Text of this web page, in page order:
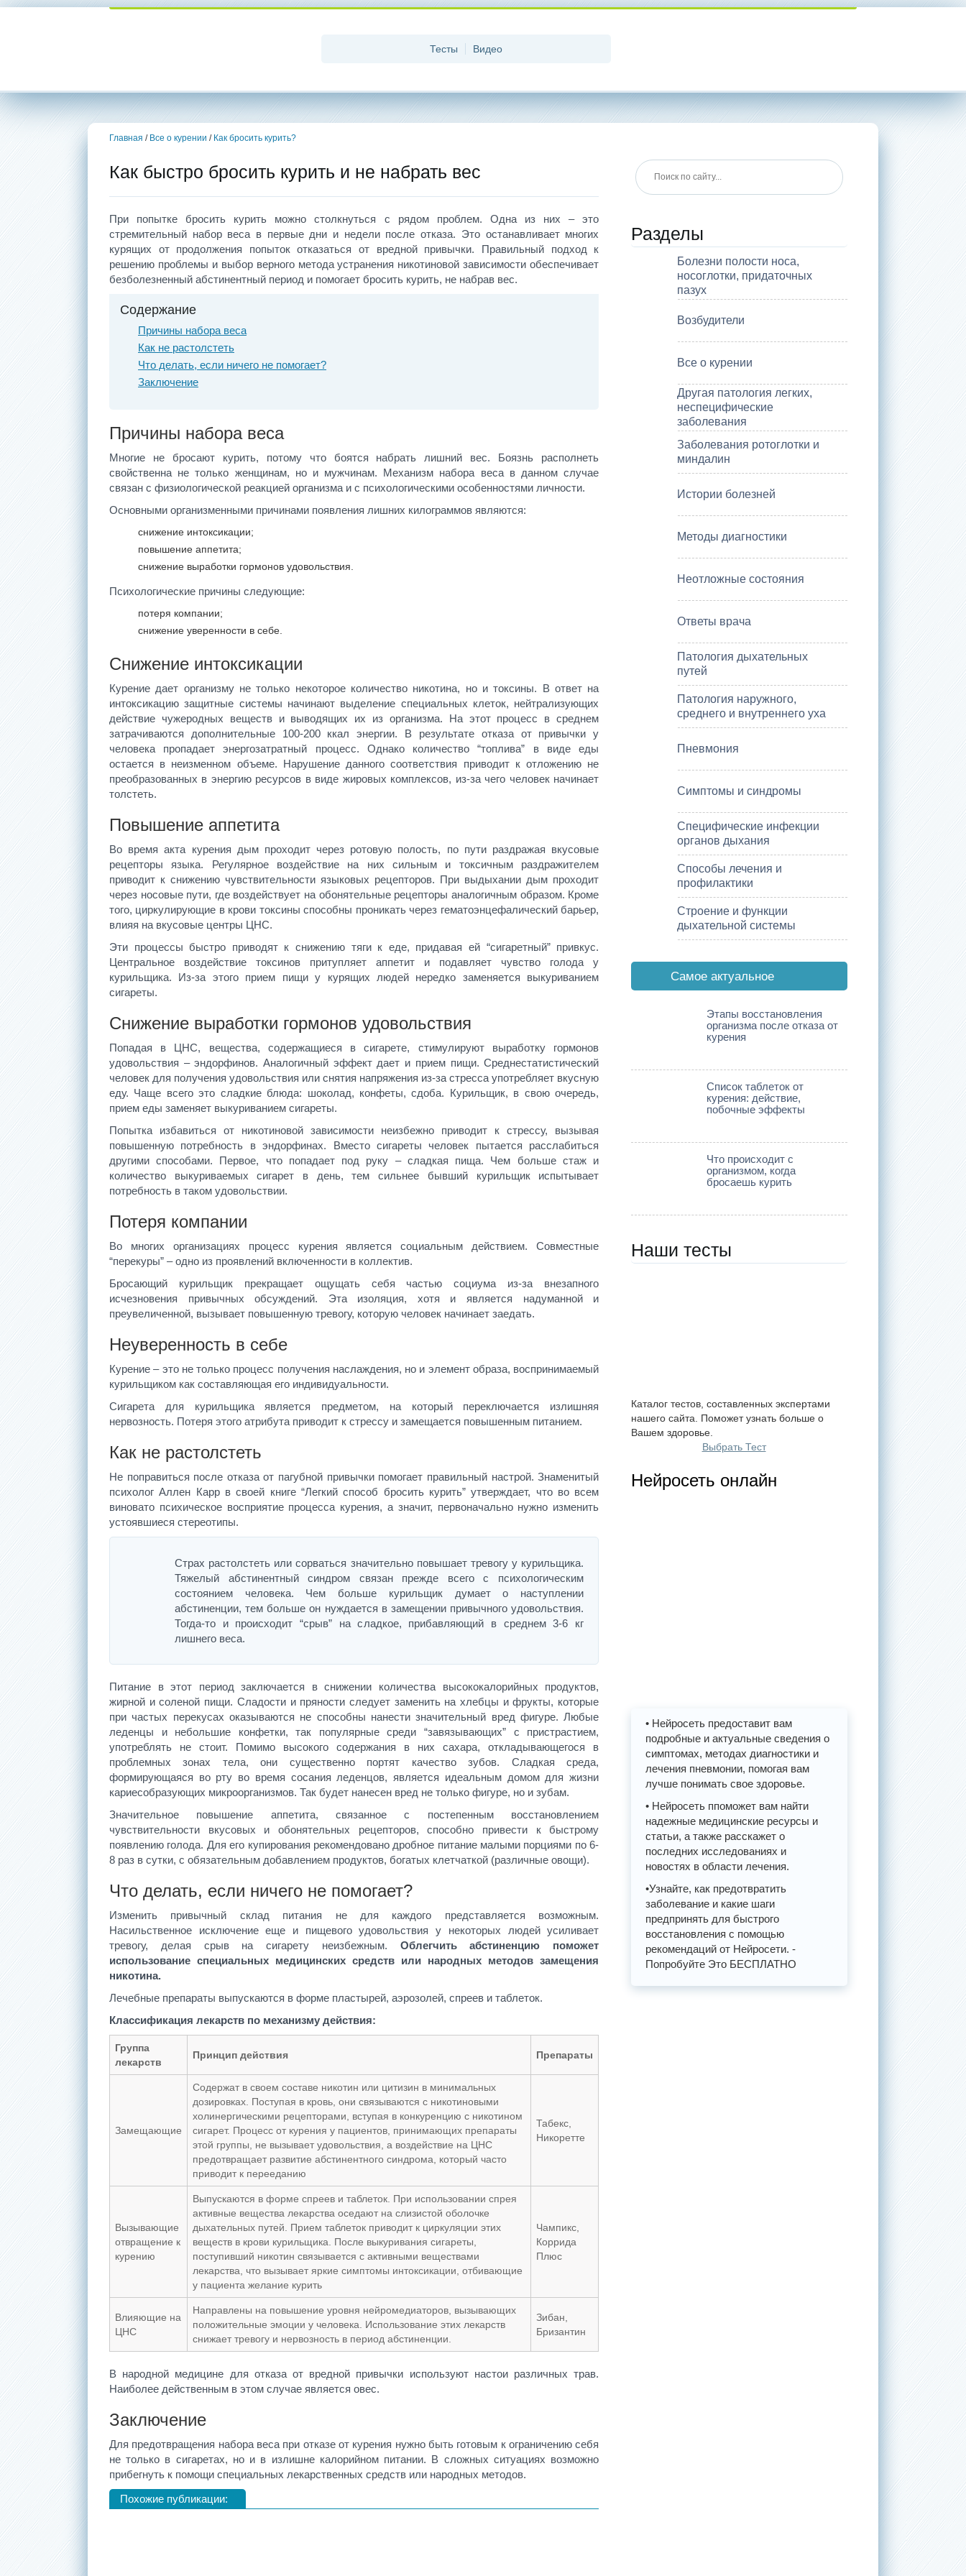
Тесты Видео
Главная / Все о курении / Как бросить курить?
Как быстро бросить курить и не набрать вес
При попытке бросить курить можно столкнуться с рядом проблем. Одна из них – это
стремительный набор веса в первые дни и недели после отказа. Это останавливает многих
курящих от продолжения попыток отказаться от вредной привычки. Правильный подход к
решению проблемы и выбор верного метода устранения никотиновой зависимости обеспечивает
безболезненный абстинентный период и помогает бросить курить, не набрав вес.
Содержание
Причины набора веса
Как не растолстеть
Что делать, если ничего не помогает?
Заключение
Причины набора веса
Многие не бросают курить, потому что боятся набрать лишний вес. Боязнь располнеть
свойственна не только женщинам, но и мужчинам. Механизм набора веса в данном случае
связан с физиологической реакцией организма и с психологическими особенностями личности.
Основными организменными причинами появления лишних килограммов являются:
снижение интоксикации;
повышение аппетита;
снижение выработки гормонов удовольствия.
Психологические причины следующие:
потеря компании;
снижение уверенности в себе.
Снижение интоксикации
Курение дает организму не только некоторое количество никотина, но и токсины. В ответ на
интоксикацию защитные системы начинают выделение специальных клеток, нейтрализующих
действие чужеродных веществ и выводящих их из организма. На этот процесс в среднем
затрачиваются дополнительные 100-200 ккал энергии. В результате отказа от привычки у
человека пропадает энергозатратный процесс. Однако количество “топлива” в виде еды
остается в неизменном объеме. Нарушение данного соответствия приводит к отложению не
преобразованных в энергию ресурсов в виде жировых комплексов, из-за чего человек начинает
толстеть.
Повышение аппетита
Во время акта курения дым проходит через ротовую полость, по пути раздражая вкусовые
рецепторы языка. Регулярное воздействие на них сильным и токсичным раздражителем
приводит к снижению чувствительности языковых рецепторов. При выдыхании дым проходит
через носовые пути, где воздействует на обонятельные рецепторы аналогичным образом. Кроме
того, циркулирующие в крови токсины способны проникать через гематоэнцефалический барьер,
влияя на вкусовые центры ЦНС.
Эти процессы быстро приводят к снижению тяги к еде, придавая ей “сигаретный” привкус.
Центральное воздействие токсинов притупляет аппетит и подавляет чувство голода у
курильщика. Из-за этого прием пищи у курящих людей нередко заменяется выкуриванием
сигареты.
Снижение выработки гормонов удовольствия
Попадая в ЦНС, вещества, содержащиеся в сигарете, стимулируют выработку гормонов
удовольствия – эндорфинов. Аналогичный эффект дает и прием пищи. Среднестатистический
человек для получения удовольствия или снятия напряжения из-за стресса употребляет вкусную
еду. Чаще всего это сладкие блюда: шоколад, конфеты, сдоба. Курильщик, в свою очередь,
прием еды заменяет выкуриванием сигареты.
Попытка избавиться от никотиновой зависимости неизбежно приводит к стрессу, вызывая
повышенную потребность в эндорфинах. Вместо сигареты человек пытается расслабиться
другими способами. Первое, что попадает под руку – сладкая пища. Чем больше стаж и
количество выкуриваемых сигарет в день, тем сильнее бывший курильщик испытывает
потребность в таком удовольствии.
Потеря компании
Во многих организациях процесс курения является социальным действием. Совместные
“перекуры” – одно из проявлений включенности в коллектив.
Бросающий курильщик прекращает ощущать себя частью социума из-за внезапного
исчезновения привычных обсуждений. Эта изоляция, хотя и является надуманной и
преувеличенной, вызывает повышенную тревогу, которую человек начинает заедать.
Неуверенность в себе
Курение – это не только процесс получения наслаждения, но и элемент образа, воспринимаемый
курильщиком как составляющая его индивидуальности.
Сигарета для курильщика является предметом, на который переключается излишняя
нервозность. Потеря этого атрибута приводит к стрессу и замещается повышенным питанием.
Как не растолстеть
Не поправиться после отказа от пагубной привычки помогает правильный настрой. Знаменитый
психолог Аллен Карр в своей книге “Легкий способ бросить курить” утверждает, что во всем
виновато психическое восприятие процесса курения, а значит, первоначально нужно изменить
устоявшиеся стереотипы.
Страх растолстеть или сорваться значительно повышает тревогу у курильщика.
Тяжелый абстинентный синдром связан прежде всего с психологическим
состоянием человека. Чем больше курильщик думает о наступлении
абстиненции, тем больше он нуждается в замещении привычного удовольствия.
Тогда-то и происходит “срыв” на сладкое, прибавляющий в среднем 3-6 кг
лишнего веса.
Питание в этот период заключается в снижении количества высококалорийных продуктов,
жирной и соленой пищи. Сладости и пряности следует заменить на хлебцы и фрукты, которые
при частых перекусах оказываются не способны нанести значительный вред фигуре. Любые
леденцы и небольшие конфетки, так популярные среди “завязывающих” с пристрастием,
употреблять не стоит. Помимо высокого содержания в них сахара, откладывающегося в
проблемных зонах тела, они существенно портят качество зубов. Сладкая среда,
формирующаяся во рту во время сосания леденцов, является идеальным домом для жизни
кариесобразующих микроорганизмов. Так будет нанесен вред не только фигуре, но и зубам.
Значительное повышение аппетита, связанное с постепенным восстановлением
чувствительности вкусовых и обонятельных рецепторов, способно привести к быстрому
появлению голода. Для его купирования рекомендовано дробное питание малыми порциями по 6-
8 раз в сутки, с обязательным добавлением продуктов, богатых клетчаткой (различные овощи).
Что делать, если ничего не помогает?
Изменить привычный склад питания не для каждого представляется возможным.
Насильственное исключение еще и пищевого удовольствия у некоторых людей усиливает
тревогу, делая срыв на сигарету неизбежным. Облегчить абстиненцию поможет
использование специальных медицинских средств или народных методов замещения
никотина.
Лечебные препараты выпускаются в форме пластырей, аэрозолей, спреев и таблеток.
Классификация лекарств по механизму действия:
Группа
лекарств
Принцип действия Препараты
Замещающие
Содержат в своем составе никотин или цитизин в минимальных
дозировках. Поступая в кровь, они связываются с никотиновыми
холинергическими рецепторами, вступая в конкуренцию с никотином
сигарет. Процесс от курения у пациентов, принимающих препараты
этой группы, не вызывает удовольствия, а воздействие на ЦНС
предотвращает развитие абстинентного синдрома, который часто
приводит к перееданию
Табекс,
Никоретте
Вызывающие
отвращение к
курению
Выпускаются в форме спреев и таблеток. При использовании спрея
активные вещества лекарства оседают на слизистой оболочке
дыхательных путей. Прием таблеток приводит к циркуляции этих
веществ в крови курильщика. После выкуривания сигареты,
поступивший никотин связывается с активными веществами
лекарства, что вызывает яркие симптомы интоксикации, отбивающие
у пациента желание курить
Чампикс,
Коррида
Плюс
Влияющие на
ЦНС
Направлены на повышение уровня нейромедиаторов, вызывающих
положительные эмоции у человека. Использование этих лекарств
снижает тревогу и нервозность в период абстиненции.
Зибан,
Бризантин
В народной медицине для отказа от вредной привычки используют настои различных трав.
Наиболее действенным в этом случае является овес.
Заключение
Для предотвращения набора веса при отказе от курения нужно быть готовым к ограничению себя
не только в сигаретах, но и в излишне калорийном питании. В сложных ситуациях возможно
прибегнуть к помощи специальных лекарственных средств или народных методов.
Похожие публикации:
Разделы
Болезни полости носа,
носоглотки, придаточных
пазух
Возбудители
Все о курении
Другая патология легких,
неспецифические
заболевания
Заболевания ротоглотки и
миндалин
Истории болезней
Методы диагностики
Неотложные состояния
Ответы врача
Патология дыхательных
путей
Патология наружного,
среднего и внутреннего уха
Пневмония
Симптомы и синдромы
Специфические инфекции
органов дыхания
Способы лечения и
профилактики
Строение и функции
дыхательной системы
Cамое актуальное
Этапы восстановления
организма после отказа от
курения
Список таблеток от
курения: действие,
побочные эффекты
Что происходит с
организмом, когда
бросаешь курить
Наши тесты
Каталог тестов, составленных экспертами
нашего сайта. Поможет узнать больше о
Вашем здоровье.
Выбрать Тест
Нейросеть онлайн
• Нейросеть предоставит вам
подробные и актуальные сведения о
симптомах, методах диагностики и
лечения пневмонии, помогая вам
лучше понимать свое здоровье.
• Нейросеть ппоможет вам найти
надежные медицинские ресурсы и
статьи, а также расскажет о
последних исследованиях и
новостях в области лечения.
•Узнайте, как предотвратить
заболевание и какие шаги
предпринять для быстрого
восстановления с помощью
рекомендаций от Нейросети. -
Попробуйте Это БЕСПЛАТНО